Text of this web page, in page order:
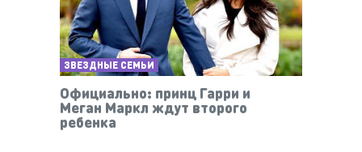
ЗВЕЗДНЫЕ СЕМЬИ
Официально: принц Гарри и
Меган Маркл ждут второго
ребенка